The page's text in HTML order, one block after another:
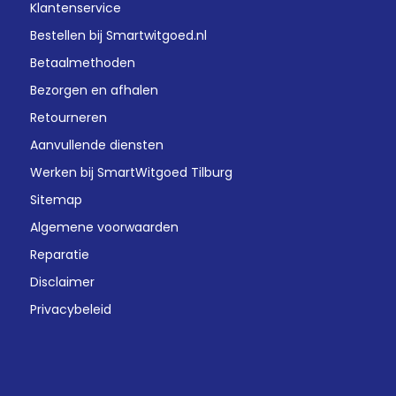
Klantenservice
Bestellen bij Smartwitgoed.nl
Betaalmethoden
Bezorgen en afhalen
Retourneren
Aanvullende diensten
Werken bij SmartWitgoed Tilburg
Sitemap
Algemene voorwaarden
Reparatie
Disclaimer
Privacybeleid